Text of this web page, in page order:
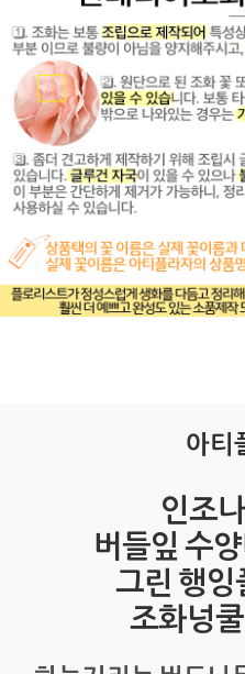
아티
인조
버들잎 수
그린 행
조화넝